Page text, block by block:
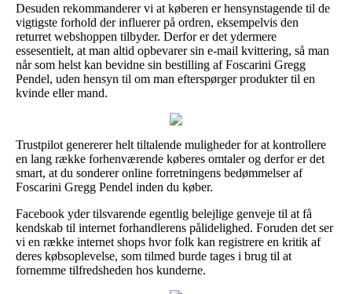
Desuden rekommanderer vi at køberen er hensynstagende til de
vigtigste forhold der influerer på ordren, eksempelvis den
returret webshoppen tilbyder. Derfor er det ydermere
essesentielt, at man altid opbevarer sin e-mail kvittering, så man
når som helst kan bevidne sin bestilling af Foscarini Gregg
Pendel, uden hensyn til om man efterspørger produkter til en
kvinde eller mand.
Trustpilot genererer helt tiltalende muligheder for at kontrollere
en lang række forhenværende køberes omtaler og derfor er det
smart, at du sonderer online forretningens bedømmelser af
Foscarini Gregg Pendel inden du køber.
Facebook yder tilsvarende egentlig belejlige genveje til at få
kendskab til internet forhandlerens pålidelighed. Foruden det ser
vi en række internet shops hvor folk kan registrere en kritik af
deres købsoplevelse, som tilmed burde tages i brug til at
fornemme tilfredsheden hos kunderne.